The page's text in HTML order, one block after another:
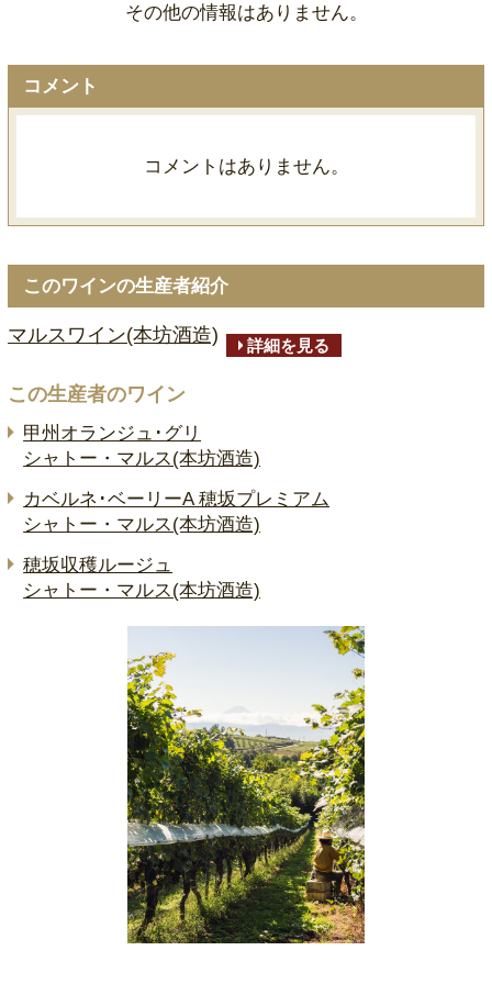
その他の情報はありません。
コメント
コメントはありません。
このワインの生産者紹介
マルスワイン(本坊酒造) 詳細を見る
この生産者のワイン
甲州オランジュ･グリ
シャトー・マルス(本坊酒造)
カベルネ･ベーリーA 穂坂プレミアム
シャトー・マルス(本坊酒造)
穂坂収穫ルージュ
シャトー・マルス(本坊酒造)